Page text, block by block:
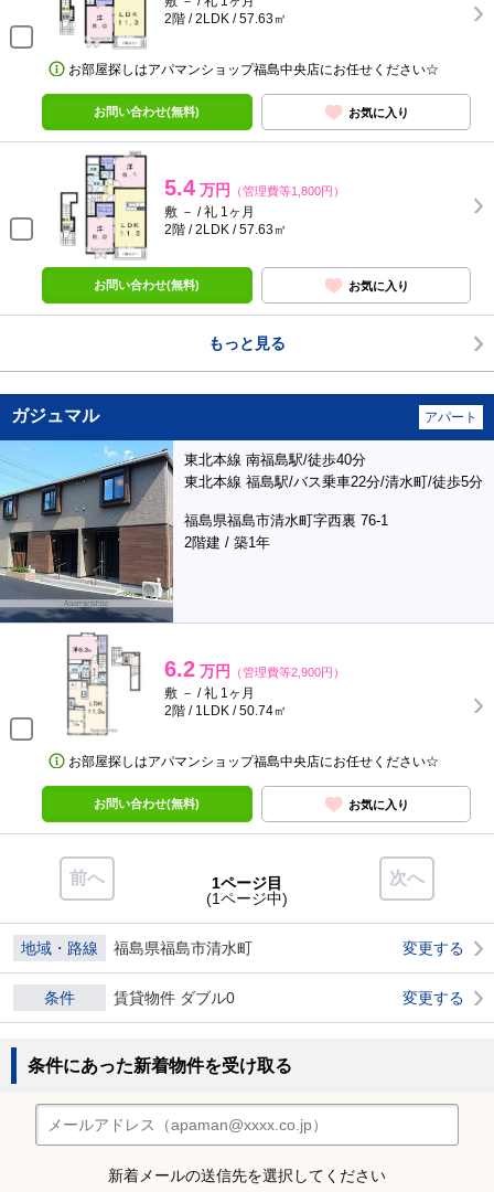
2階 / 2LDK / 57.63㎡
お部屋探しはアパマンショップ福島中央店にお任せください☆
お問い合わせ(無料) お気に入り
5.4 万円 （管理費等1,800円）
敷 － / 礼 1ヶ月
2階 / 2LDK / 57.63㎡
お問い合わせ(無料) お気に入り
もっと見る
ガジュマル アパート
東北本線 南福島駅/徒歩40分
東北本線 福島駅/バス乗車22分/清水町/徒歩5分
福島県福島市清水町字西裏 76-1
2階建 / 築1年
6.2 万円 （管理費等2,900円）
敷 － / 礼 1ヶ月
2階 / 1LDK / 50.74㎡
お部屋探しはアパマンショップ福島中央店にお任せください☆
お問い合わせ(無料) お気に入り
前へ 次へ
1ページ目
(1ページ中)
地域・路線 福島県福島市清水町 変更する
条件 賃貸物件 ダブル0 変更する
条件にあった新着物件を受け取る
新着メールの送信先を選択してください